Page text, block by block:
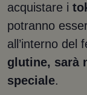
acquistare i
potranno
all’interno del
glutine, sarà
speciale.